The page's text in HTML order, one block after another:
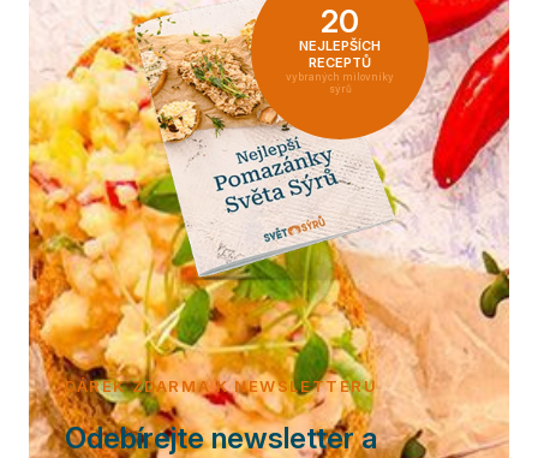
20
NEJLEPŠÍCH
RECEPTŮ
vybraných milovníky
sýrů
DÁREK ZDARMA K NEWSLETTERU
Odebírejte newsletter a